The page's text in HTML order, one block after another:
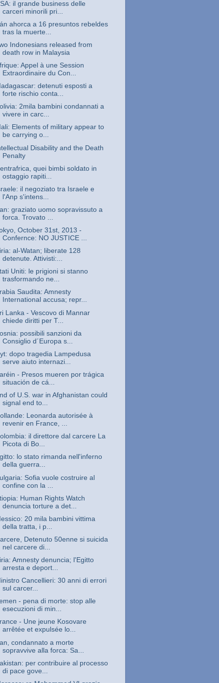
il grande business delle
carceri minorili pri...
ahorca a 16 presuntos rebeldes
tras la muerte...
Indonesians released from
death row in Malaysia
Appel à une Session
Extraordinaire du Con...
detenuti esposti a
forte rischio conta...
2mila bambini condannati a
vivere in carc...
Elements of military appear to
be carrying o...
Disability and the Death
Penalty
quei bimbi soldato in
ostaggio rapiti...
il negoziato tra Israele e
l'Anp s'intens...
graziato uomo sopravissuto a
forca. Trovato ...
October 31st, 2013 -
Confernce: NO JUSTICE ...
al-Watan; liberate 128
detenute. Attivisti:...
Uniti: le prigioni si stanno
trasformando ne...
Saudita: Amnesty
International accusa; repr...
Lanka - Vescovo di Mannar
chiede diritti per T...
possibili sanzioni da
Consiglio d´Europa s...
dopo tragedia Lampedusa
serve aiuto internazi...
- Presos mueren por trágica
situación de cá...
of U.S. war in Afghanistan could
signal end to...
Leonarda autorisée à
revenir en France, ...
il direttore dal carcere La
Picota di Bo...
lo stato rimanda nell'inferno
della guerra...
Sofia vuole costruire al
confine con la ...
Human Rights Watch
denuncia torture a det...
20 mila bambini vittima
della tratta, i p...
Detenuto 50enne si suicida
nel carcere di...
Amnesty denuncia; l'Egitto
arresta e deport...
Cancellieri: 30 anni di errori
sul carcer...
- pena di morte: stop alle
esecuzioni di min...
- Une jeune Kosovare
arrêtée et expulsée lo...
condannato a morte
sopravvive alla forca: Sa...
per contribuire al processo
di pace gove...